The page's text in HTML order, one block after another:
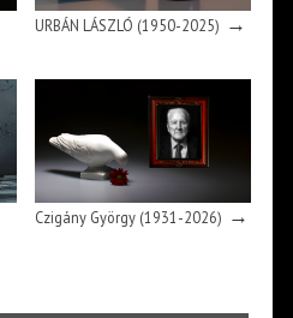
URBÁN LÁSZLÓ (1950-2025) →
Czigány György (1931-2026) →